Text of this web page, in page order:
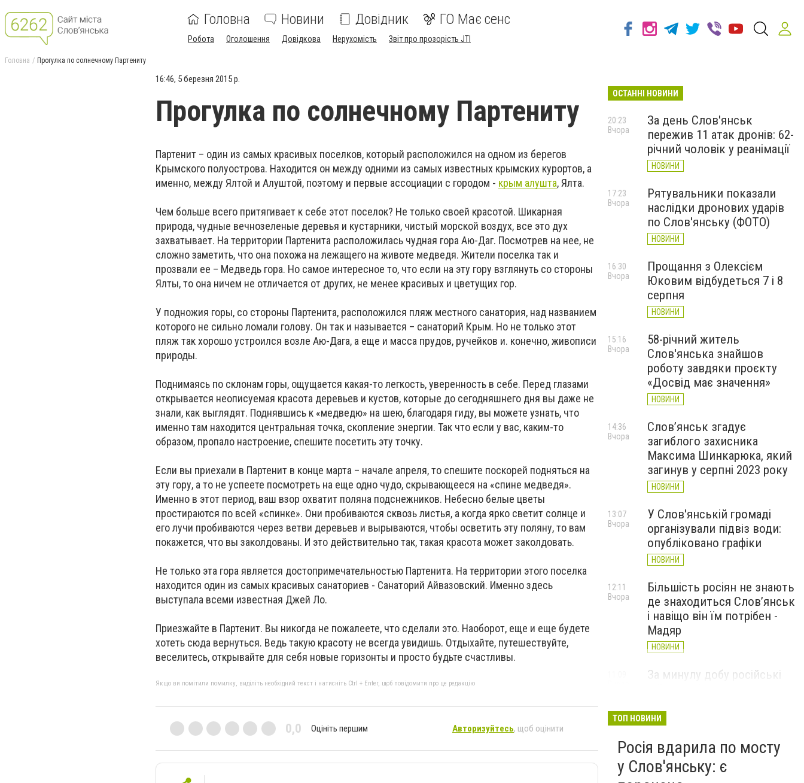
Головна Новини Довідник ГО Має сенс
Робота Оголошення Довідкова Нерухомість Звіт про прозорість JTI
Головна Прогулка по солнечному Партениту
16:46, 5 березня 2015 р.
Прогулка по солнечному Партениту
Партенит – один из самых красивых поселков, который расположился на одном из берегов
Крымского полуострова. Находится он между одними из самых известных крымских курортов, а
именно, между Ялтой и Алуштой, поэтому и первые ассоциации с городом - крым алушта, Ялта.
Чем больше всего притягивает к себе этот поселок? Не только своей красотой. Шикарная
природа, чудные вечнозеленые деревья и кустарники, чистый морской воздух, все это дух
захватывает. На территории Партенита расположилась чудная гора Аю-Даг. Посмотрев на нее, не
сложно заметить, что она похожа на лежащего на животе медведя. Жители поселка так и
прозвали ее – Медведь гора. Но самое интересное то, что если на эту гору взглянуть со стороны
Ялты, то она ничем не отличается от других, не менее красивых и цветущих гор.
У подножия горы, со стороны Партенита, расположился пляж местного санатория, над названием
которого не сильно ломали голову. Он так и называется – санаторий Крым. Но не только этот
пляж так хорошо устроился возле Аю-Дага, а еще и масса прудов, ручейков и. конечно, живописи
природы.
Поднимаясь по склонам горы, ощущается какая-то легкость, уверенность в себе. Перед глазами
открывается неописуемая красота деревьев и кустов, которые до сегодняшнего дня вы даже не
знали, как выглядят. Поднявшись к «медведю» на шею, благодаря гиду, вы можете узнать, что
именно там находится центральная точка, скопление энергии. Так что если у вас, каким-то
образом, пропало настроение, спешите посетить эту точку.
Если вы приехали в Партенит в конце марта – начале апреля, то спешите поскорей подняться на
эту гору, а то не успеете посмотреть на еще одно чудо, скрывающееся на «спине медведя».
Именно в этот период, ваш взор охватит поляна подснежников. Небесно белые цветы
простираются по всей «спинке». Они пробиваются сквозь листья, а когда ярко светит солнце и
его лучи пробиваются через ветви деревьев и вырываются, чтобы осветить эту поляну, то вам
покажется, что вы заколдованы. И это действительно так, такая красота может заколдовать.
Не только эта гора является достопримечательностью Партенита. На территории этого поселка
находится один из самых красивых санаториев - Санаторий Айвазовский. Именно здесь
выступала всеми известная Джей Ло.
Приезжайте в Партенит. Вы никогда не пожалеете, что сделали это. Наоборот, еще и еще будете
хотеть сюда вернуться. Ведь такую красоту не всегда увидишь. Отдыхайте, путешествуйте,
веселитесь, открывайте для себя новые горизонты и просто будьте счастливы.
Якщо ви помітили помилку, виділіть необхідний текст і натисніть Ctrl + Enter, щоб повідомити про це редакцію
0,0 Оцініть першим Авторизуйтесь, щоб оцінити
ОСТАННІ НОВИНИ
За день Слов'янськ
пережив 11 атак дронів: 62-
річний чоловік у реанімації
НОВИНИ
20:23
Вчора
Рятувальники показали
наслідки дронових ударів
по Слов'янську (ФОТО)
НОВИНИ
17:23
Вчора
Прощання з Олексієм
Юковим відбудеться 7 і 8
серпня
НОВИНИ
16:30
Вчора
58-річний житель
Слов'янська знайшов
роботу завдяки проєкту
«Досвід має значення»
НОВИНИ
15:16
Вчора
Слов’янськ згадує
загиблого захисника
Максима Шинкарюка, який
загинув у серпні 2023 року
НОВИНИ
14:36
Вчора
У Слов'янській громаді
організували підвіз води:
опубліковано графіки
НОВИНИ
13:07
Вчора
Більшість росіян не знають
де знаходиться Слов’янськ
і навіщо він їм потрібен -
Мадяр
НОВИНИ
12:11
Вчора
За минулу добу російські
великої війни: 6 серпня
ТОП НОВИНИ
Росія вдарила по мосту
у Слов'янську: є